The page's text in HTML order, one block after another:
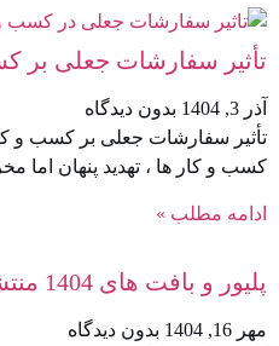
تأثیر سفارشات جعلی بر
آذر 3, 1404
بدون دیدگاه
تأثیر سفارشات جعلی بر کسب‌ و
کسب‌ و کار ها ، تهدید پنهان
ادامه مطلب »
پلیور و بافت های 1404 منتشر شد
مهر 16, 1404
بدون دیدگاه